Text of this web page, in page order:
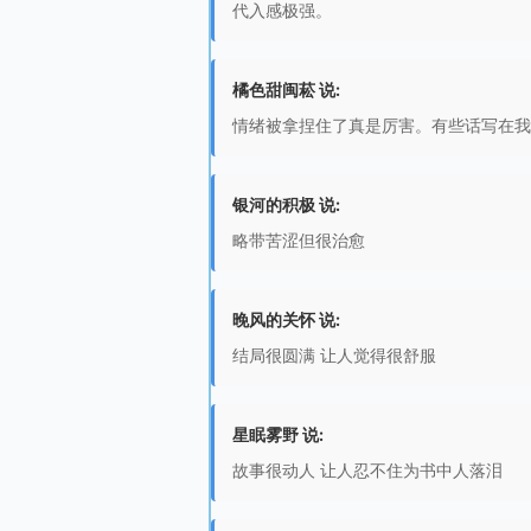
代入感极强。
橘色甜闽菘 说:
情绪被拿捏住了真是厉害。有些话写在
银河的积极 说:
略带苦涩但很治愈
晚风的关怀 说:
结局很圆满 让人觉得很舒服
星眠雾野 说:
故事很动人 让人忍不住为书中人落泪